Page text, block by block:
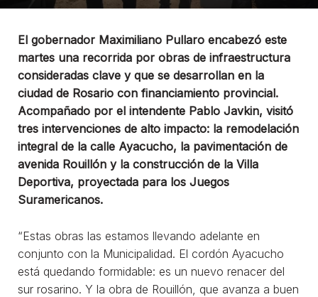
El gobernador Maximiliano Pullaro encabezó este
martes una recorrida por obras de infraestructura
consideradas clave y que se desarrollan en la
ciudad de Rosario con financiamiento provincial.
Acompañado por el intendente Pablo Javkin, visitó
tres intervenciones de alto impacto: la remodelación
integral de la calle Ayacucho, la pavimentación de
avenida Rouillón y la construcción de la Villa
Deportiva, proyectada para los Juegos
Suramericanos.
“Estas obras las estamos llevando adelante en
conjunto con la Municipalidad. El cordón Ayacucho
está quedando formidable: es un nuevo renacer del
sur rosarino. Y la obra de Rouillón, que avanza a buen